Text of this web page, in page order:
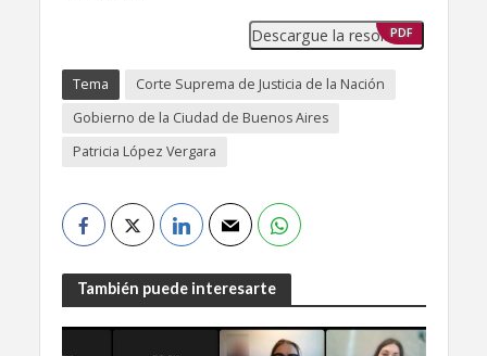
Descargue la resolución
PDF
Tema
Corte Suprema de Justicia de la Nación
Gobierno de la Ciudad de Buenos Aires
Patricia López Vergara
También puede interesarte